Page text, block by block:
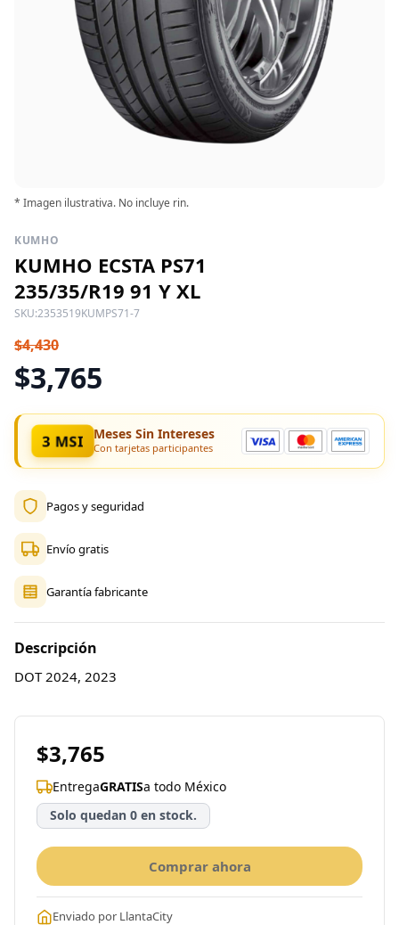
* Imagen ilustrativa. No incluye rin.
KUMHO
KUMHO ECSTA PS71
235/35/R19 91 Y XL
SKU:2353519KUMPS71-7
$4,430
$3,765
3 MSI Meses Sin Intereses
Con tarjetas participantes
Pagos y seguridad
Envío gratis
Garantía fabricante
Descripción
DOT 2024, 2023
$3,765
EntregaGRATISa todo México
Solo quedan 0 en stock.
Comprar ahora
Enviado por LlantaCity